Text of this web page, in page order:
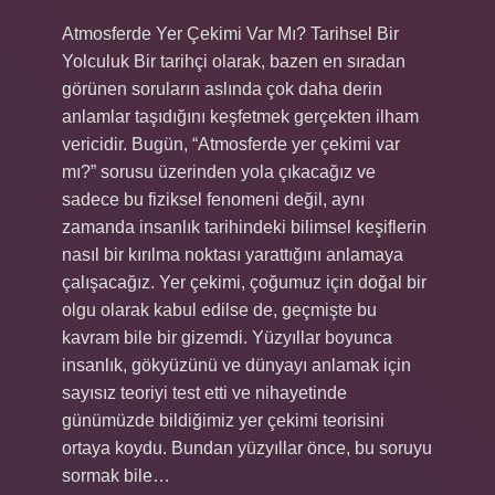
Atmosferde Yer Çekimi Var Mı? Tarihsel Bir
Yolculuk Bir tarihçi olarak, bazen en sıradan
görünen soruların aslında çok daha derin
anlamlar taşıdığını keşfetmek gerçekten ilham
vericidir. Bugün, “Atmosferde yer çekimi var
mı?” sorusu üzerinden yola çıkacağız ve
sadece bu fiziksel fenomeni değil, aynı
zamanda insanlık tarihindeki bilimsel keşiflerin
nasıl bir kırılma noktası yarattığını anlamaya
çalışacağız. Yer çekimi, çoğumuz için doğal bir
olgu olarak kabul edilse de, geçmişte bu
kavram bile bir gizemdi. Yüzyıllar boyunca
insanlık, gökyüzünü ve dünyayı anlamak için
sayısız teoriyi test etti ve nihayetinde
günümüzde bildiğimiz yer çekimi teorisini
ortaya koydu. Bundan yüzyıllar önce, bu soruyu
sormak bile…